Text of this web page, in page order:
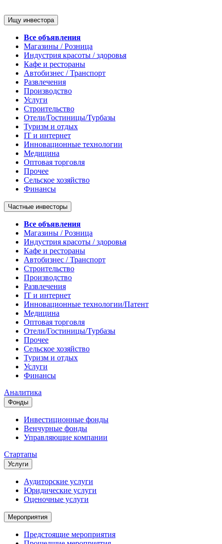
Ищу инвестора
Все объявления
Магазины / Розница
Индустрия красоты / здоровья
Кафе и рестораны
Автобизнес / Транспорт
Развлечения
Производство
Услуги
Строительство
Отели/Гостиницы/Турбазы
Туризм и отдых
IT и интернет
Инновационные технологии
Медицина
Оптовая торговля
Прочее
Сельское хозяйство
Финансы
Частные инвесторы
Все объявления
Магазины / Розница
Индустрия красоты / здоровья
Кафе и рестораны
Автобизнес / Транспорт
Строительство
Производство
Развлечения
IT и интернет
Инновационные технологии/Патент
Медицина
Оптовая торговля
Отели/Гостиницы/Турбазы
Прочее
Сельское хозяйство
Туризм и отдых
Услуги
Финансы
Аналитика
Фонды
Инвестиционные фонды
Венчурные фонды
Управляющие компании
Стартапы
Услуги
Аудиторские услуги
Юридические услуги
Оценочные услуги
Мероприятия
Предстоящие мероприятия